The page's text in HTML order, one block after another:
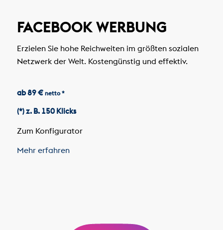
FACEBOOK WERBUNG
Erzielen Sie hohe Reichweiten im größten sozialen
Netzwerk der Welt. Kostengünstig und effektiv.
ab 89 € netto *
(*) z. B. 150 Klicks
Zum Konfigurator
Mehr erfahren